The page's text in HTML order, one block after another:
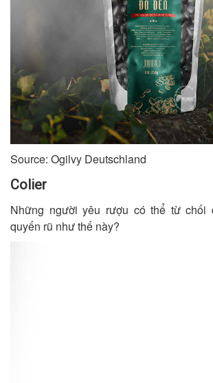
Source: Ogilvy Deutschland
Colier
Những người yêu rượu có thể từ chối
quyến rũ như thế này?